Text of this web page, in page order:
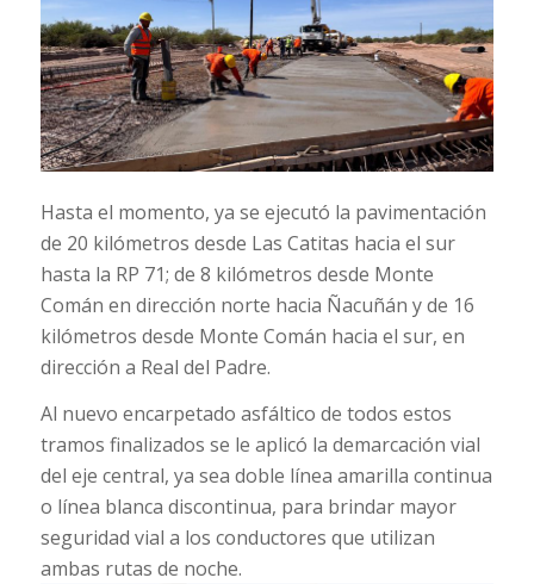
Hasta el momento, ya se ejecutó la pavimentación
de 20 kilómetros desde Las Catitas hacia el sur
hasta la RP 71; de 8 kilómetros desde Monte
Comán en dirección norte hacia Ñacuñán y de 16
kilómetros desde Monte Comán hacia el sur, en
dirección a Real del Padre.
Al nuevo encarpetado asfáltico de todos estos
tramos finalizados se le aplicó la demarcación vial
del eje central, ya sea doble línea amarilla continua
o línea blanca discontinua, para brindar mayor
seguridad vial a los conductores que utilizan
ambas rutas de noche.